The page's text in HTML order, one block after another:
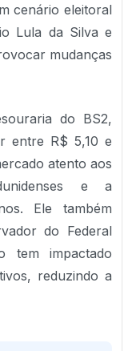
cenário eleitoral
Lula da Silva e
mudanças
do BS2,
entre R$ 5,10 e
atento aos
e a
Ele também
do Federal
tem impactado
reduzindo a